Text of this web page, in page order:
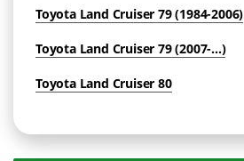
Toyota Land Cruiser 79 (1984-2006)
Toyota Land Cruiser 79 (2007-...)
Toyota Land Cruiser 80